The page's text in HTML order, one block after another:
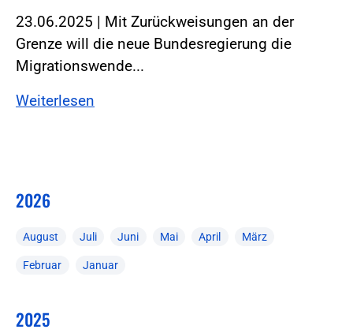
23.06.2025 | Mit Zurückweisungen an der
Grenze will die neue Bundesregierung die
Migrationswende...
Weiterlesen
2026
August Juli Juni Mai April März
Februar Januar
2025